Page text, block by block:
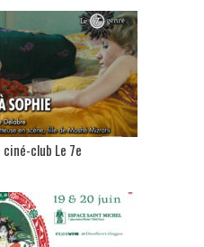
ciné-club Le 7e